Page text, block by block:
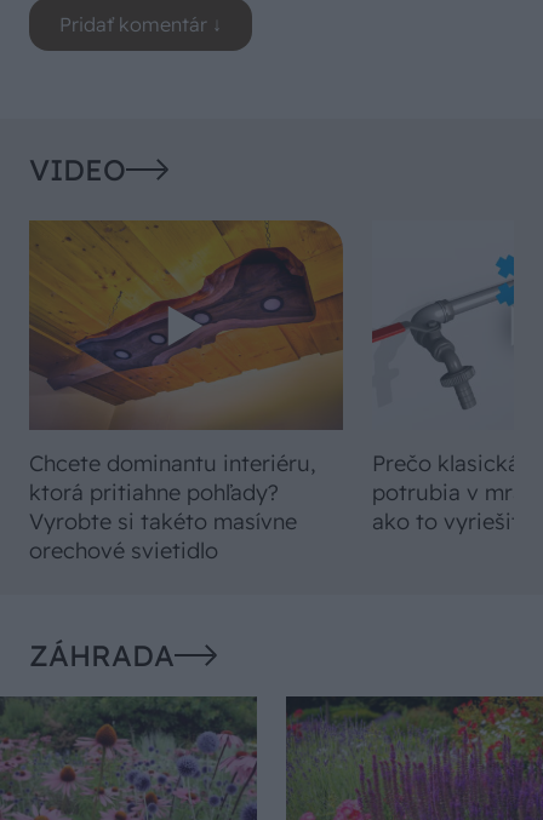
VIDEO
Chcete dominantu interiéru,
ktorá pritiahne pohľady?
Vyrobte si takéto masívne
orechové svietidlo
Prečo klasická
potrubia v
ako to vyriešiť
ZÁHRADA